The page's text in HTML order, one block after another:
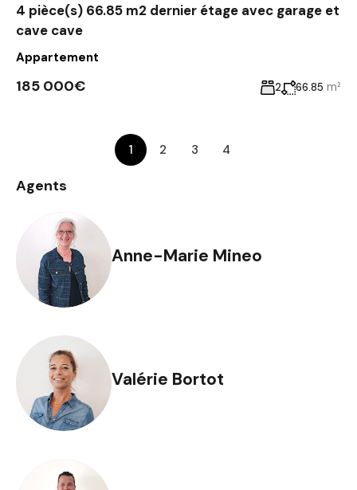
4 pièce(s) 66.85 m2 dernier étage avec garage et
cave cave
Appartement
185 000€ 2 66.85 m²
1 2 3 4
Agents
Anne-Marie Mineo
Valérie Bortot